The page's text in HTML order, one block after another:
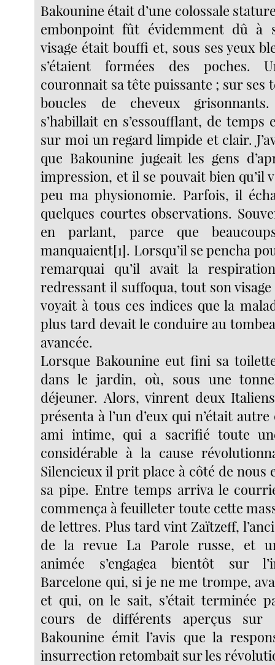
Bakounine était d’une colossale
embonpoint fût évidemment dû à
visage était bouffi et, sous ses yeux
s’étaient formées des poches.
couronnait sa tête puissante ; sur ses
boucles de cheveux
s’habillait en s’essoufflant, de
sur moi un regard limpide et clair.
que Bakounine jugeait les gens
impression, et il se pouvait bien qu’il
peu ma physionomie. Parfois, il
quelques courtes observations.
en parlant, parce que
manquaient[1]. Lorsqu’il se pencha
remarquai qu’il avait la
redressant il suffoqua, tout son
voyait à tous ces indices que la
plus tard devait le conduire au
avancée.
Lorsque Bakounine eut fini sa
dans le jardin, où, sous une
déjeuner. Alors, vinrent deux
présenta à l’un d’eux qui n’était
ami intime, qui a sacrifié toute
considérable à la cause
Silencieux il prit place à côté de nous
sa pipe. Entre temps arriva le
commença à feuilleter toute cette
de lettres. Plus tard vint Zaïtzeff,
de la revue La Parole russe, et
animée s’engagea bientôt sur
Barcelone qui, si je ne me trompe,
et qui, on le sait, s’était terminée
cours de différents aperçus sur
Bakounine émit l’avis que la
insurrection retombait sur les